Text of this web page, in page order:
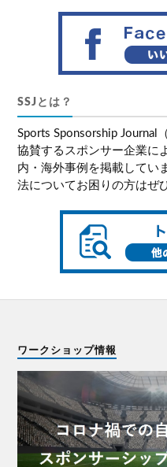
SSJとは？
Sports Sponsorship Journal
協賛するスポンサー企業に
内・海外事例を掲載してい
法についてお困りの方はぜ
ワークショップ情報